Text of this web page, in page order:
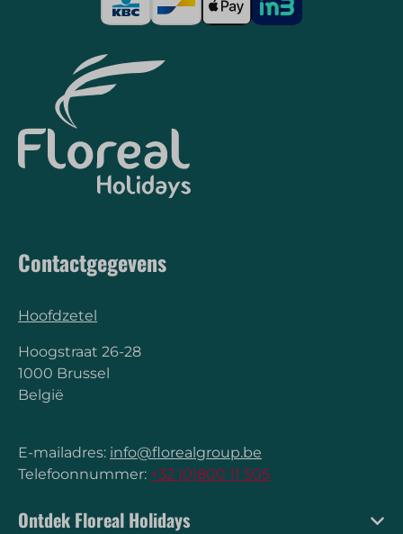
Contactgegevens
Hoofdzetel
Hoogstraat 26-28
1000 Brussel
België
E-mailadres: info@florealgroup.be
Telefoonnummer: +32 (0)800 11 505
Ontdek Floreal Holidays